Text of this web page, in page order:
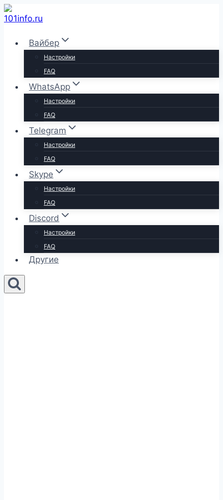
Перейти
к
содержимому
Вайбер
Настройки
FAQ
WhatsApp
Настройки
FAQ
Telegram
Настройки
FAQ
Skype
Настройки
FAQ
Discord
Настройки
FAQ
Другие